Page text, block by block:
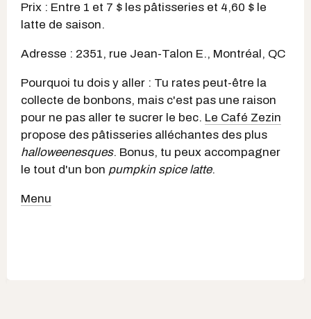
Prix : Entre 1 et 7 $ les pâtisseries et 4,60 $ le
latte de saison.
Adresse : 2351, rue Jean-Talon E., Montréal, QC
Pourquoi tu dois y aller : Tu rates peut-être la
collecte de bonbons, mais c'est pas une raison
pour ne pas aller te sucrer le bec. Le Café Zezin
propose des pâtisseries alléchantes des plus
halloweenesques. Bonus, tu peux accompagner
le tout d'un bon pumpkin spice latte.
Menu